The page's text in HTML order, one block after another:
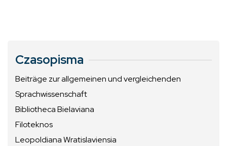
Czasopisma
Beiträge zur allgemeinen und vergleichenden
Sprachwissenschaft
Bibliotheca Bielaviana
Filoteknos
Leopoldiana Wratislaviensia